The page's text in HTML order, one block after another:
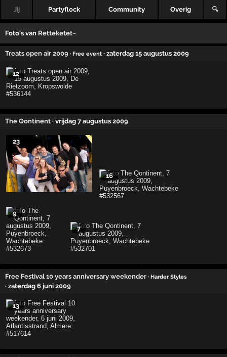
Jij Partyflock Community Overig 🔍
Foto's van Retteketet~
Treats open air 2009 · Free event · zaterdag 15 augustus 2009
12
The Qontinent · vrijdag 7 augustus 2009
23
16
9
7
Free Festival 10 years anniversary weekender · Harder Styles
· zaterdag 6 juni 2009
13